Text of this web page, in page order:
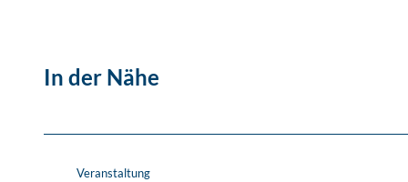
In der Nähe
Veranstaltung